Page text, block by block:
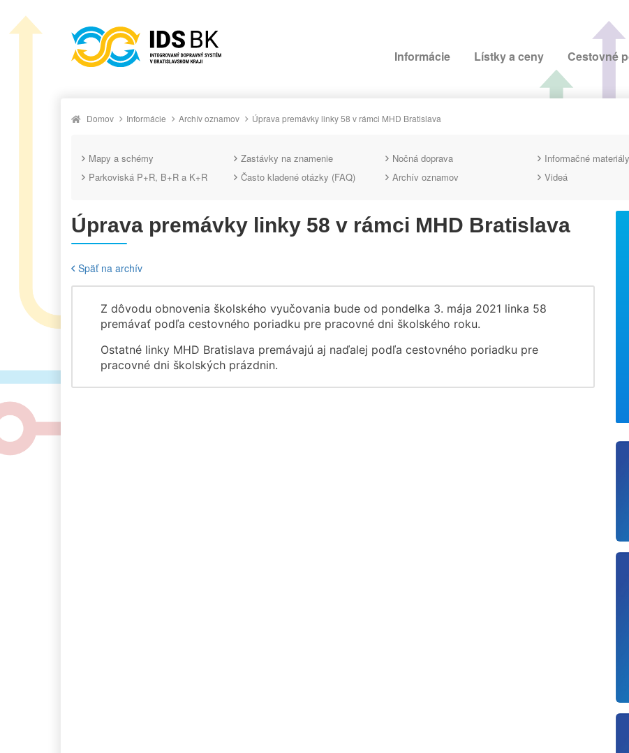
Informácie Lístky a ceny Cestovné
Domov Informácie Archív oznamov Úprava premávky linky 58 v rámci MHD Bratislava
Mapy a schémy Zastávky na znamenie Nočná doprava Informačné materiály
Parkoviská P+R, B+R a K+R
Často kladené otázky (FAQ) Archív oznamov Videá
Úprava premávky linky 58 v rámci MHD Bratislava
Späť na archív
Z dôvodu obnovenia školského vyučovania bude od pondelka 3. mája 2021 linka 58
premávať podľa cestovného poriadku pre pracovné dni školského roku.
Ostatné linky MHD Bratislava premávajú aj naďalej podľa cestovného poriadku pre
pracovné dni školských prázdnin.